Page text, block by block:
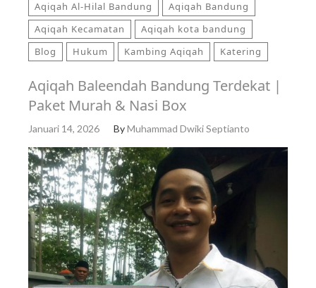
Aqiqah Al-Hilal Bandung
Aqiqah Bandung
Aqiqah Kecamatan
Aqiqah kota bandung
Blog
Hukum Kambing Aqiqah Katering
Aqiqah Baleendah Bandung Terdekat |
Paket Murah & Nasi Box
Januari 14, 2026 ByMuhammad Dwiki Septianto